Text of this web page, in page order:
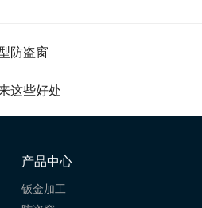
防盗窗
这些好处
产品中心
钣金加工